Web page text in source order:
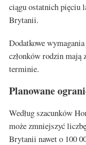
ciągu ostatnich pięciu
Brytanii.
Dodatkowe
członków rodzin mają
terminie.
Planowane
Według szacunków
może zmniejszyć
Brytanii nawet o 100